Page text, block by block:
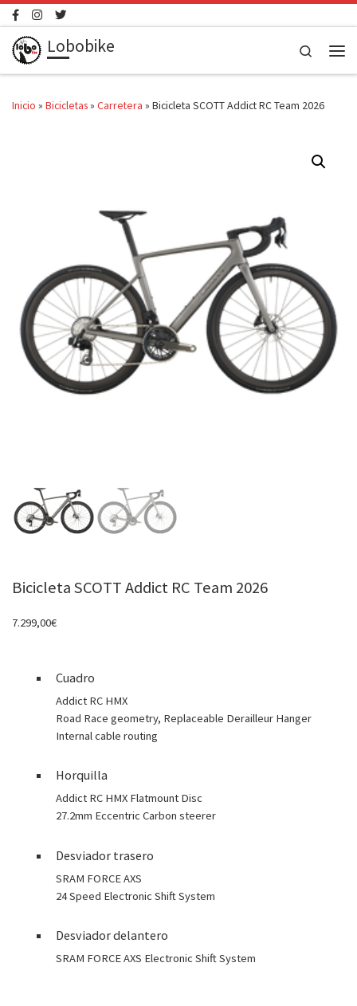
Saltar al contenido
Lobobike
Search
Inicio » Bicicletas» Carretera » Bicicleta SCOTT Addict RC Team 2026
Bicicleta SCOTT Addict RC Team 2026
7.299,00€
Cuadro
Addict RC HMX
Road Race geometry, Replaceable Derailleur Hanger
Internal cable routing
Horquilla
Addict RC HMX Flatmount Disc
27.2mm Eccentric Carbon steerer
Desviador trasero
SRAM FORCE AXS
24 Speed Electronic Shift System
Desviador delantero
SRAM FORCE AXS Electronic Shift System